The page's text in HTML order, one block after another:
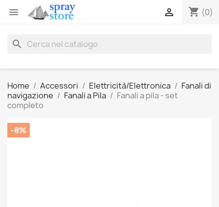
 shopping_cart (0)

search
Home Accessori Elettricità/Elettronica
Fanali di
navigazione
Fanali a Pila
Fanali a pila - set
completo
-8%